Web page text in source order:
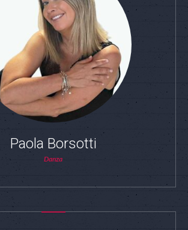
Paola Borsotti
Danza